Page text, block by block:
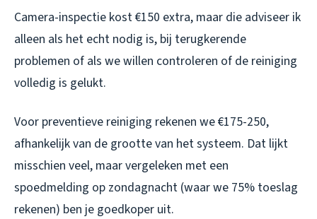
Camera-inspectie kost €150 extra, maar die adviseer ik
alleen als het echt nodig is, bij terugkerende
problemen of als we willen controleren of de reiniging
volledig is gelukt.
Voor preventieve reiniging rekenen we €175-250,
afhankelijk van de grootte van het systeem. Dat lijkt
misschien veel, maar vergeleken met een
spoedmelding op zondagnacht (waar we 75% toeslag
rekenen) ben je goedkoper uit.